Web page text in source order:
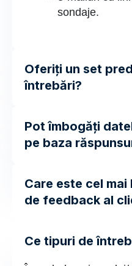
sondaje.
Oferiți un set
întrebări?
Pot îmbogăți
pe baza
Care este cel
de feedback al
Ce tipuri de